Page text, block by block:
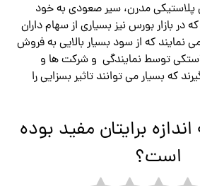
پلاستیکی مدرن، سیر صعودی به خود
بازار بورس نیز بسیاری از سهام داران
نمایند که از سود بسیار بالایی به فروش
توسط نمایندگی و شرکت ها و
که بسیار می توانند تاثیر بسزایی را
برایتان مفید بوده
است؟